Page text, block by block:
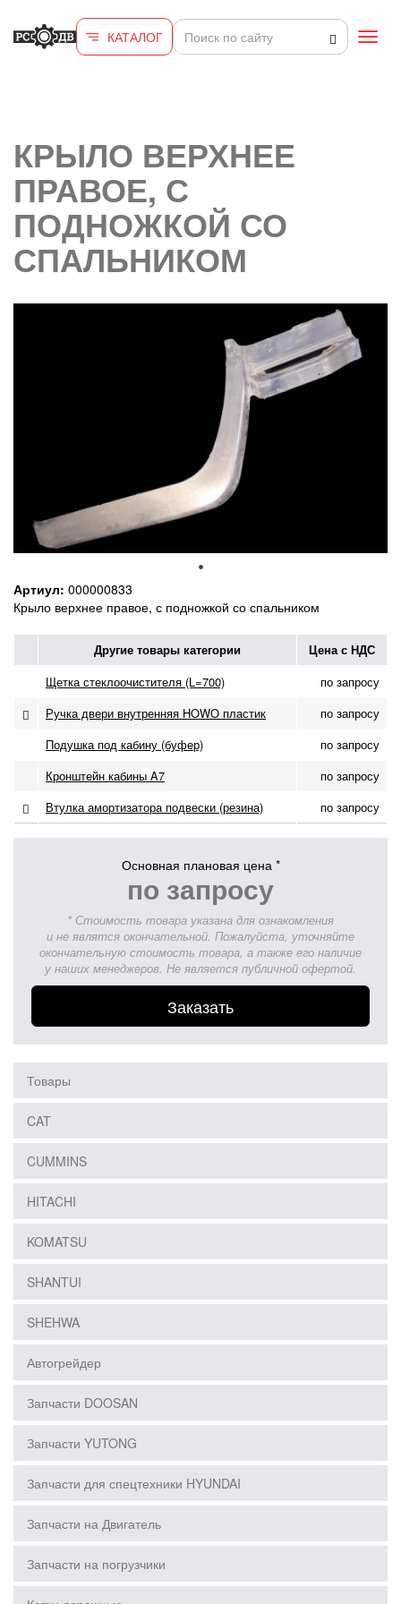
КАТАЛОГ
КРЫЛО ВЕРХНЕЕ
ПРАВОЕ, С
ПОДНОЖКОЙ СО
СПАЛЬНИКОМ
Артиул: 000000833
Крыло верхнее правое, с подножкой со спальником
Другие товары категории Цена с НДС
Щетка стеклоочистителя (L=700)
по запросу
Ручка двери внутренняя HOWO пластик
по запросу
Подушка под кабину (буфер)
по запросу
Кронштейн кабины A7
по запросу
Втулка амортизатора подвески (резина)
по запросу
Основная плановая цена *
по запросу
* Стоимость товара указана для ознакомления
и не являтся окончательной. Пожалуйста, уточняйте
окончательную стоимость товара, а также его наличие
у наших менеджеров. Не является публичной офертой.
Заказать
Товары
CAT
CUMMINS
HITACHI
KOMATSU
SHANTUI
SHEHWA
Автогрейдер
Запчасти DOOSAN
Запчасти YUTONG
Запчасти для спецтехники HYUNDAI
Запчасти на Двигатель
Запчасти на погрузчики